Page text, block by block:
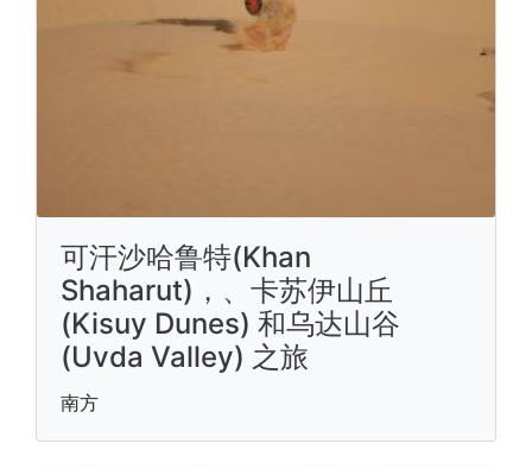
可汗沙哈鲁特(Khan
Shaharut)，、卡苏伊山丘
(Kisuy Dunes) 和乌达山谷
(Uvda Valley) 之旅
南方